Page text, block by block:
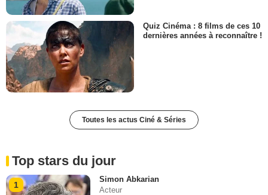
Quiz Cinéma : 8 films de ces 10
dernières années à reconnaître !
Toutes les actus Ciné & Séries
Top stars du jour
1
Simon Abkarian
Acteur